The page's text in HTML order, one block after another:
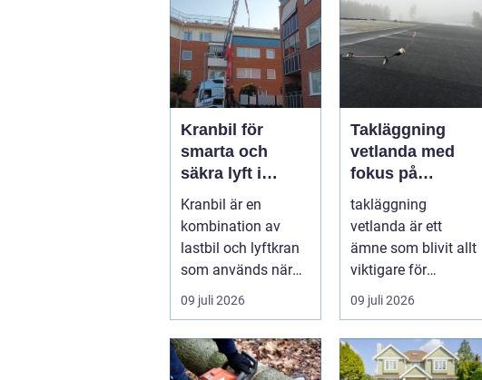
Kranbil för
smarta och
säkra lyft i
vardagen
Kranbil är en
kombination av
lastbil och lyftkran
som används när
tungt eller
skrymma...
09 juli 2026
Takläggning
vetlanda med
fokus på
hållbara tak och
trygga hus
takläggning
vetlanda är ett
ämne som blivit allt
viktigare för
husägare,
bostadsrättsförenin
gar och ...
09 juli 2026